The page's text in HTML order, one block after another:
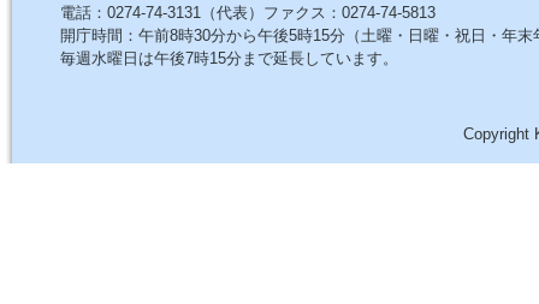
電話：0274-74-3131（代表）ファクス：0274-74-5813
開庁時間：午前8時30分から午後5時15分（土曜・日曜・祝日・年末
毎週水曜日は午後7時15分まで延長しています。
Copyright